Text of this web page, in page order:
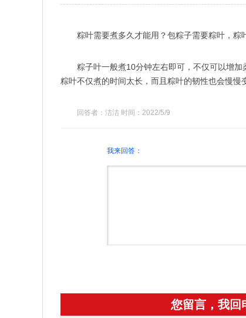
粽叶需要煮多久才能用？包粽子需要粽叶，粽
粽子叶一般煮10分钟左右即可，不仅可以增
粽叶不仅煮的时间太长，而且粽叶的韧性也会慢慢
回答者：洁洁 时间：2022/5/9
我来回答：
您留言，我回